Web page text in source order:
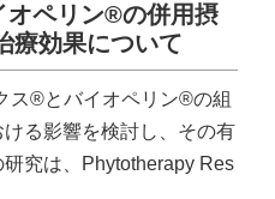
ペリン®の併用摂
療効果について
ス®とバイオペリン®の組
る影響を検討し、その有
究は、Phytotherapy Res